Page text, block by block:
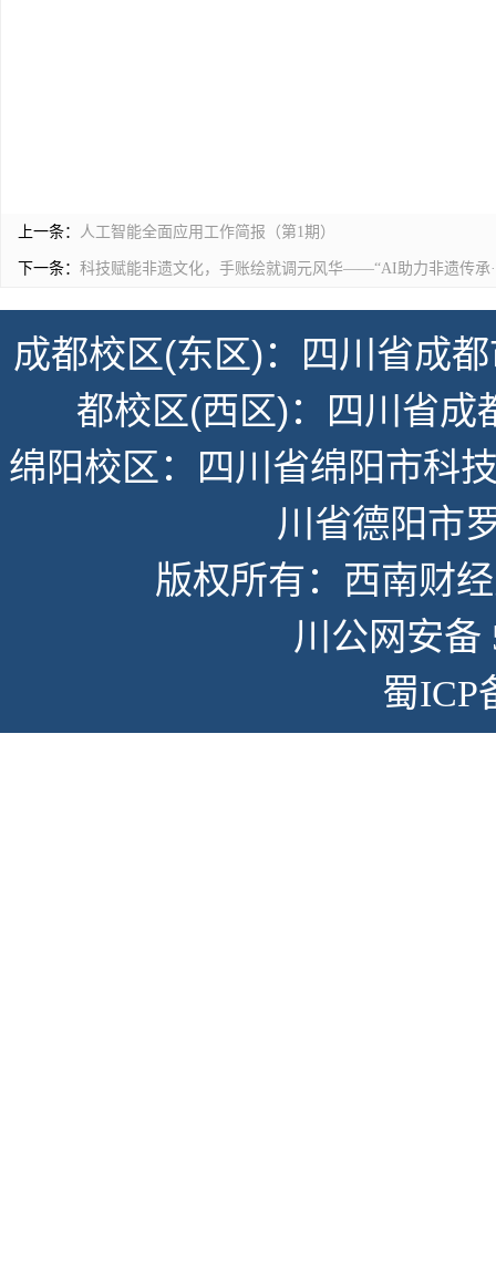
上一条： 人工智能全面应用工作简报（第1期）
下一条： 科技赋能非遗文化，手账绘就调元风华——“AI助力非遗传承
成都校区(东区)：四川省成
都校区(西区)：四川省成
绵阳校区：四川省绵阳市科
川省德阳市
版权所有：西南财
川公网安备
蜀ICP